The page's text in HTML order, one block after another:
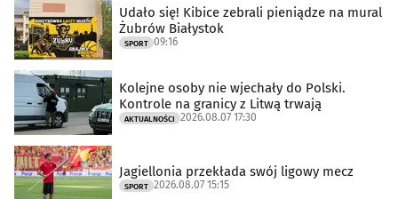
Udało się! Kibice zebrali pieniądze na mural
Żubrów Białystok
SPORT 09:16
Kolejne osoby nie wjechały do Polski.
Kontrole na granicy z Litwą trwają
AKTUALNOŚCI 2026.08.07 17:30
Jagiellonia przekłada swój ligowy mecz
SPORT 2026.08.07 15:15